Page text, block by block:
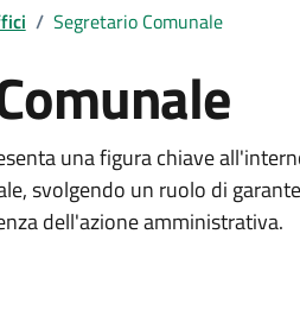
/ Segretario Comunale
una figura chiave
svolgendo un ruolo di
dell'azione amministrativa.